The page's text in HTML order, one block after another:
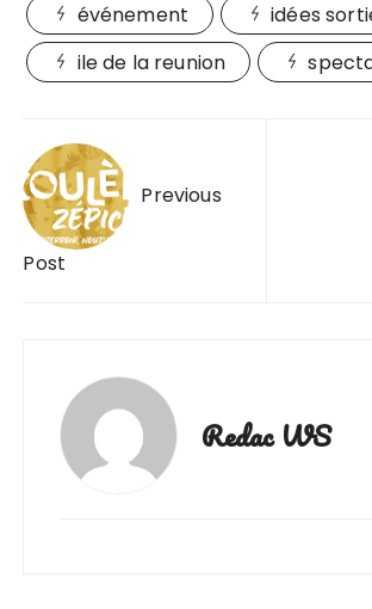
événement
idées
ile de la reunion
Navigation
de
l’article Previous
Post
Redac WS